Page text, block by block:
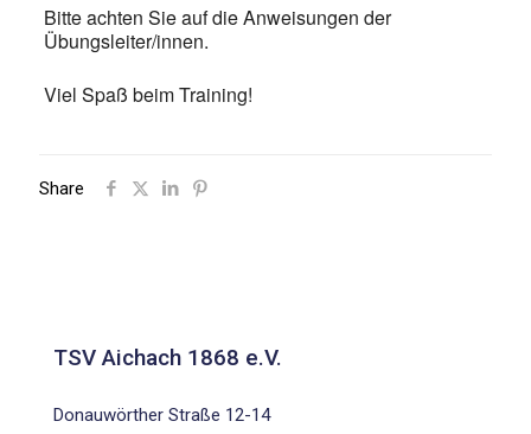
Bitte achten Sie auf die Anweisungen der
Übungsleiter/innen.
Viel Spaß beim Training!
Share
TSV Aichach 1868 e.V.
Donauwörther Straße 12-14